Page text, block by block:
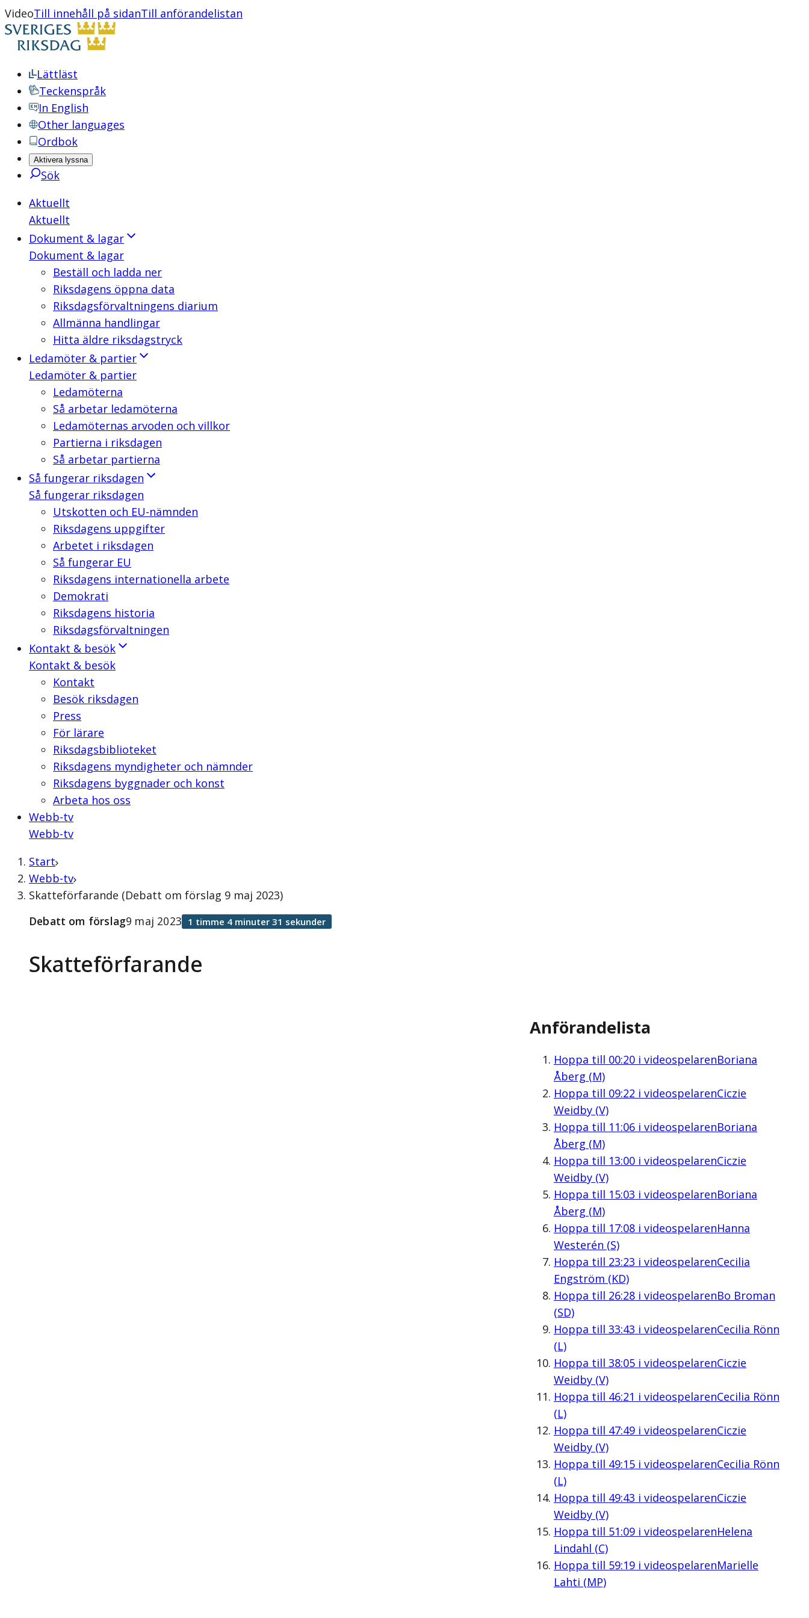
VideoTill innehåll på sidanTill anförandelistan
Lättläst
Teckenspråk
In English
Other languages
Ordbok
Aktivera lyssna
Sök
Aktuellt
Aktuellt
Dokument & lagar
Dokument & lagar
Beställ och ladda ner
Riksdagens öppna data
Riksdagsförvaltningens diarium
Allmänna handlingar
Hitta äldre riksdagstryck
Ledamöter & partier
Ledamöter & partier
Ledamöterna
Så arbetar ledamöterna
Ledamöternas arvoden och villkor
Partierna i riksdagen
Så arbetar partierna
Så fungerar riksdagen
Så fungerar riksdagen
Utskotten och EU-nämnden
Riksdagens uppgifter
Arbetet i riksdagen
Så fungerar EU
Riksdagens internationella arbete
Demokrati
Riksdagens historia
Riksdagsförvaltningen
Kontakt & besök
Kontakt & besök
Kontakt
Besök riksdagen
Press
För lärare
Riksdagsbiblioteket
Riksdagens myndigheter och nämnder
Riksdagens byggnader och konst
Arbeta hos oss
Webb-tv
Webb-tv
Start
Webb-tv
Skatteförfarande (Debatt om förslag 9 maj 2023)
Skatteförfarande
Debatt om förslag9 maj 2023 1 timme 4 minuter 31 sekunder
Anförandelista
Hoppa till 00:20i videospelarenBoriana
Åberg (M)
Hoppa till 09:22 i videospelarenCiczie
Weidby (V)
Hoppa till 11:06i videospelarenBoriana
Åberg (M)
Hoppa till 13:00i videospelarenCiczie
Weidby (V)
Hoppa till 15:03 i videospelarenBoriana
Åberg (M)
Hoppa till 17:08i videospelarenHanna
Westerén (S)
Hoppa till 23:23 i videospelarenCecilia
Engström (KD)
Hoppa till 26:28i videospelarenBo Broman
(SD)
Hoppa till 33:43 i videospelarenCecilia Rönn
(L)
Hoppa till 38:05i videospelarenCiczie
Weidby (V)
Hoppa till 46:21 i videospelarenCecilia Rönn
(L)
Hoppa till 47:49i videospelarenCiczie
Weidby (V)
Hoppa till 49:15i videospelarenCecilia Rönn
(L)
Hoppa till 49:43 i videospelarenCiczie
Weidby (V)
Hoppa till 51:09i videospelarenHelena
Lindahl (C)
Hoppa till 59:19i videospelarenMarielle
Lahti (MP)